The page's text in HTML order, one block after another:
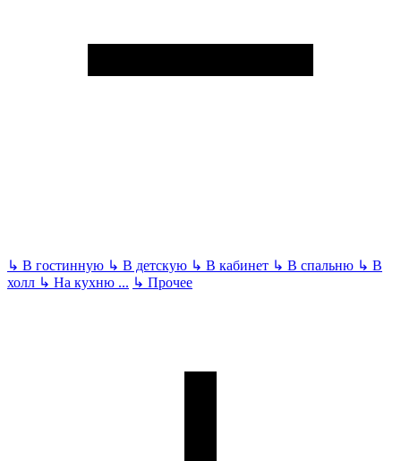
↳ В гостинную ↳ В детскую ↳ В кабинет ↳ В спальню ↳ В
холл ↳ На кухню ... ↳ Прочее